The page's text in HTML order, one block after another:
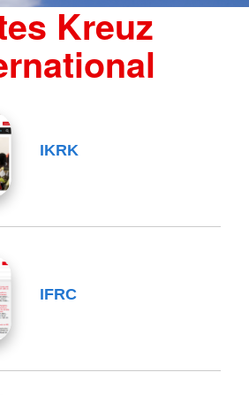
Kreuz
IKRK
IFRC